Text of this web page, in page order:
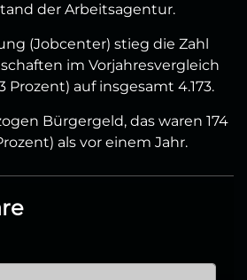
der Arbeitsagentur.
(Jobcenter) stieg die Zahl
im Vorjahresvergleich
Prozent) auf insgesamt 4.173.
Bürgergeld, das waren 174
als vor einem Jahr.